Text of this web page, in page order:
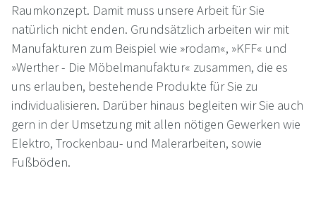
Raumkonzept. Damit muss unsere Arbeit für Sie
natürlich nicht enden. Grundsätzlich arbeiten wir mit
Manufakturen zum Beispiel wie »rodam«, »KFF« und
»Werther - Die Möbelmanufaktur« zusammen, die es
uns erlauben, bestehende Produkte für Sie zu
individualisieren. Darüber hinaus begleiten wir Sie auch
gern in der Umsetzung mit allen nötigen Gewerken wie
Elektro, Trockenbau- und Malerarbeiten, sowie
Fußböden.